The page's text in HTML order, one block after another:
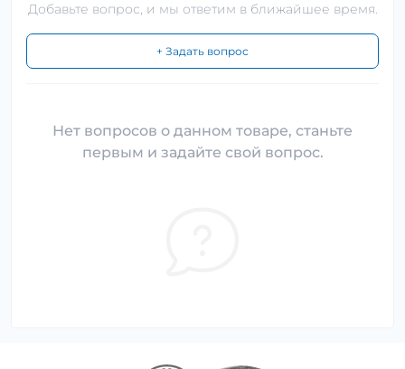
Добавьте вопрос, и мы ответим в ближайшее время.
+ Задать вопрос
Нет вопросов о данном товаре, станьте
первым и задайте свой вопрос.